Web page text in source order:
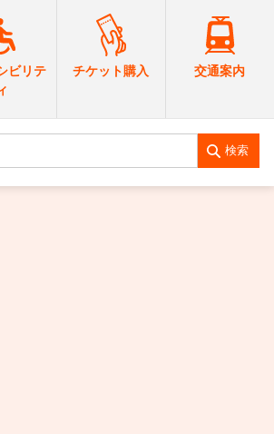
ビリテ
チケット購入 交通案内
検索